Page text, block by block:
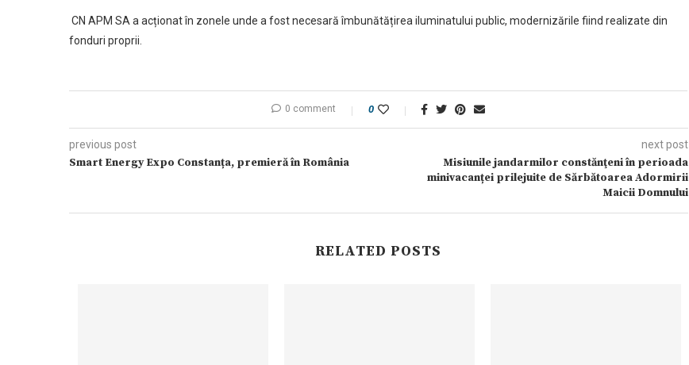
CN APM SA a acționat în zonele unde a fost necesară îmbunătățirea iluminatului public, modernizările fiind realizate din
fonduri proprii.
0 comment 0
previous post
Smart Energy Expo Constanța, premieră în România
next post
Misiunile jandarmilor constănţeni în perioada
minivacanței prilejuite de Sărbătoarea Adormirii
Maicii Domnului
RELATED POSTS